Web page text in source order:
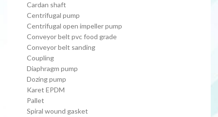
Cardan shaft
Centrifugal pump
Centrifugal open impeller pump
Conveyor belt pvc food grade
Conveyor belt sanding
Coupling
Diaphragm pump
Dozing pump
Karet EPDM
Pallet
Spiral wound gasket